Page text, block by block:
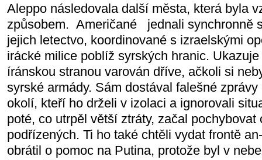
Aleppo následovala další města, která byla
způsobem. Američané
jednali synchronně
jejich letectvo, koordinované s izraelskými
irácké milice poblíž syrských hranic.
íránskou stranou varován dříve, ačkoli si
syrské armády. Sám dostával falešné
okolí, kteří ho drželi v izolaci a ignorovali
poté, co utrpěl větší ztráty, začal pochybovat
podřízených. Ti ho také chtěli vydat frontě
obrátil o pomoc na Putina, protože byl v